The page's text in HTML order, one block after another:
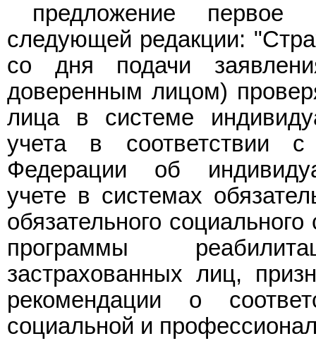
предложение первое
следующей редакции:
со дня подачи
доверенным лицом)
лица в системе
учета в соответствии с
Федерации об
учете в системах
обязательного
программы
застрахованных лиц,
рекомендации о
социальной и